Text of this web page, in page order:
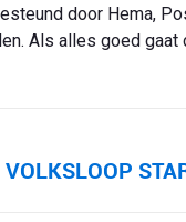
door Hema,
Als alles goed